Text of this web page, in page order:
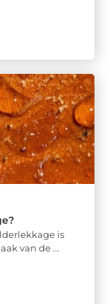
is
van de ...